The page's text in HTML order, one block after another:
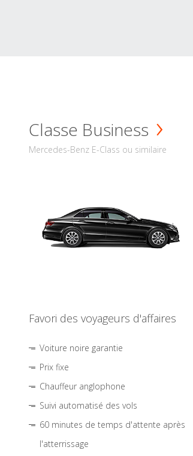
Classe Business
Mercedes-Benz E-Class ou similaire
Favori des voyageurs d'affaires
Voiture noire garantie
Prix fixe
Chauffeur anglophone
Suivi automatisé des vols
60 minutes de temps d'attente après
l'atterrissage